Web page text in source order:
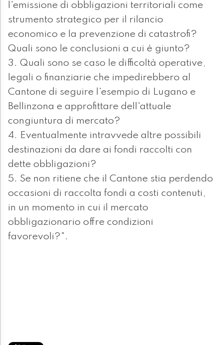
l'emissione di obbligazioni territoriali come
strumento strategico per il rilancio
economico e la prevenzione di catastrofi?
Quali sono le conclusioni a cui è giunto?
3. Quali sono se caso le difficoltà operative,
legali o finanziarie che impedirebbero al
Cantone di seguire l'esempio di Lugano e
Bellinzona e approfittare dell'attuale
congiuntura di mercato?
4. Eventualmente intravvede altre possibili
destinazioni da dare ai fondi raccolti con
dette obbligazioni?
5. Se non ritiene che il Cantone stia perdendo
occasioni di raccolta fondi a costi contenuti,
in un momento in cui il mercato
obbligazionario offre condizioni
favorevoli?".